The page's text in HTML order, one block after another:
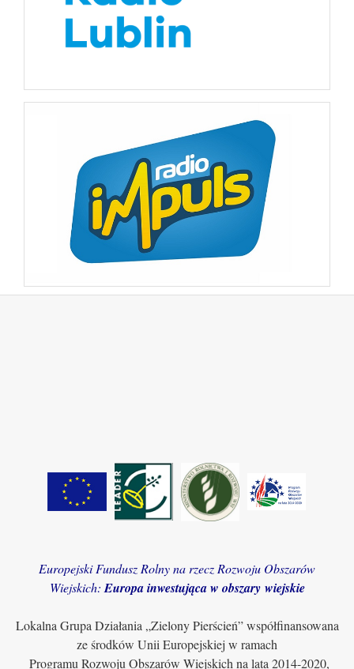
Europejski Fundusz Rolny na rzecz Rozwoju Obszarów
Wiejskich: Europa inwestująca w obszary wiejskie
Lokalna Grupa Działania „Zielony Pierścień” współfinansowana
ze środków Unii Europejskiej w ramach
Programu Rozwoju Obszarów Wiejskich na lata 2014-2020,